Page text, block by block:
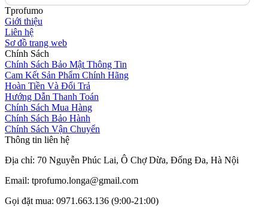
Tprofumo
Giới thiệu
Liên hệ
Sơ đồ trang web
Chính Sách
Chính Sách Bảo Mật Thông Tin
Cam Kết Sản Phẩm Chính Hãng
Hoàn Tiền Và Đổi Trả
Hướng Dẫn Thanh Toán
Chính Sách Mua Hàng
Chính Sách Bảo Hành
Chính Sách Vận Chuyển
Thông tin liên hệ
Địa chỉ: 70 Nguyễn Phúc Lai, Ô Chợ Dừa, Đống Đa, Hà Nội
Email: tprofumo.longa@gmail.com
Gọi đặt mua: 0971.663.136 (9:00-21:00)